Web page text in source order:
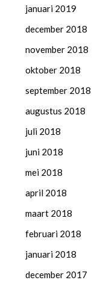
januari 2019
december 2018
november 2018
oktober 2018
september 2018
augustus 2018
juli 2018
juni 2018
mei 2018
april 2018
maart 2018
februari 2018
januari 2018
december 2017